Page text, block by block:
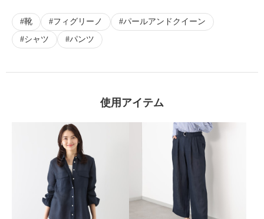
靴 フィグリーノ
パールアンドクイーン
シャツ
パンツ
使用アイテム